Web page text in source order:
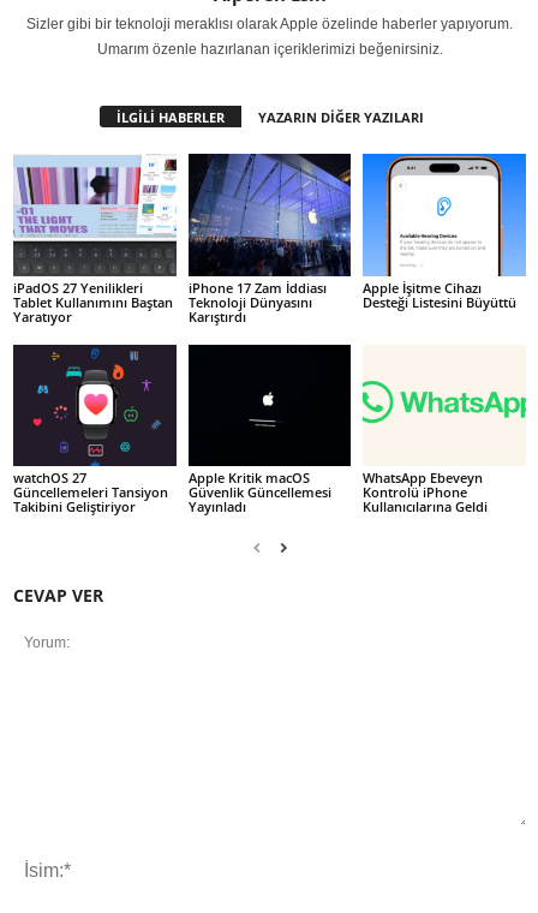
Sizler gibi bir teknoloji meraklısı olarak Apple özelinde haberler yapıyorum.
Umarım özenle hazırlanan içeriklerimizi beğenirsiniz.
İLGİLİ HABERLER YAZARIN DİĞER YAZILARI
iPadOS 27 Yenilikleri
Tablet Kullanımını Baştan
Yaratıyor
iPhone 17 Zam İddiası
Teknoloji Dünyasını
Karıştırdı
Apple İşitme Cihazı
Desteği Listesini Büyüttü
watchOS 27
Güncellemeleri Tansiyon
Takibini Geliştiriyor
Apple Kritik macOS
Güvenlik Güncellemesi
Yayınladı
WhatsApp Ebeveyn
Kontrolü iPhone
Kullanıcılarına Geldi
CEVAP VER